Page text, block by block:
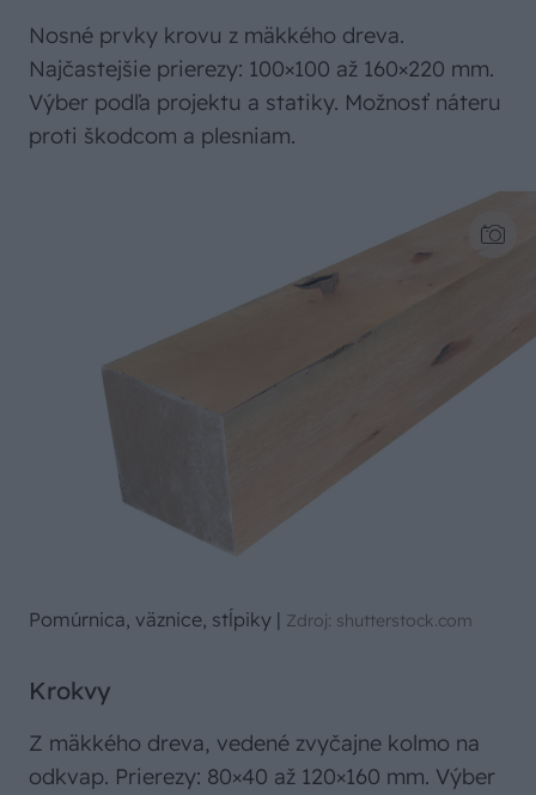
Nosné prvky krovu z mäkkého dreva.
Najčastejšie prierezy: 100×100 až 160×220 mm.
Výber podľa projektu a statiky. Možnosť náteru
proti škodcom a plesniam.
Pomúrnica, väznice, stĺpiky | Zdroj: shutterstock.com
Krokvy
Z mäkkého dreva, vedené zvyčajne kolmo na
odkvap. Prierezy: 80×40 až 120×160 mm. Výber